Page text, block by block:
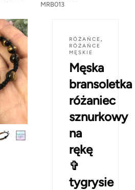
MRB013
RÓŻAŃCE,
RÓŻAŃCE
MĘSKIE
Męska
bransoletka
różaniec
sznurkowy
na
rękę
✞
tygrysie